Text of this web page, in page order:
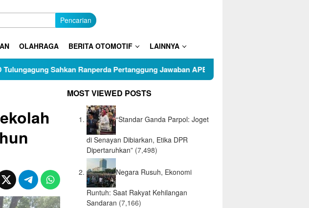
Pencarian
OLAHRAGA BERITA OTOMOTIF LAINNYA
Ranperda Pertanggung Jawaban APBD 2025
MOST VIEWED POSTS
“Standar Ganda Parpol: Joget
di Senayan Dibiarkan, Etika DPR
Dipertaruhkan” (7,498)
Negara Rusuh, Ekonomi
Runtuh: Saat Rakyat Kehilangan
Sandaran (7,166)